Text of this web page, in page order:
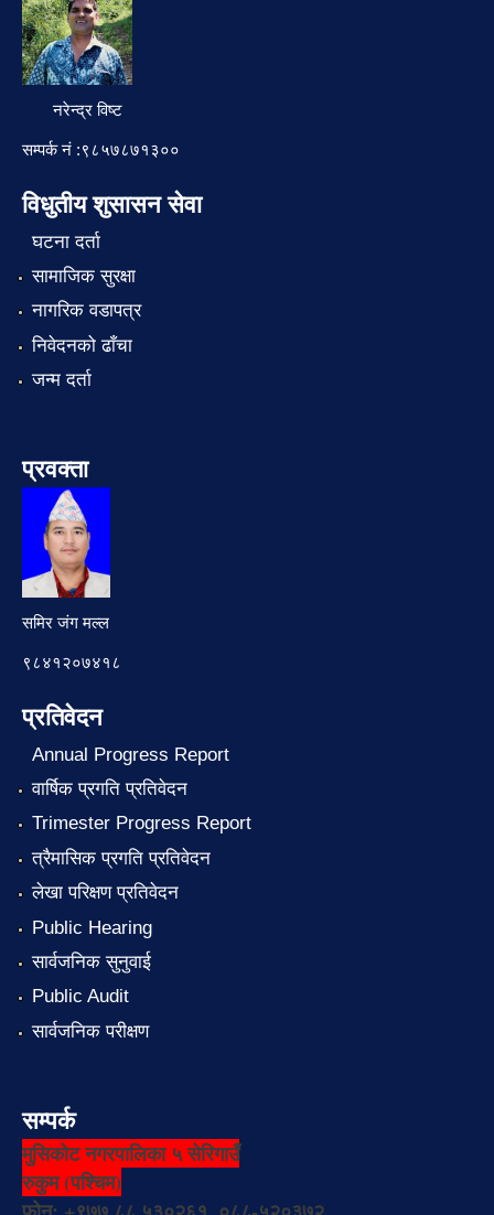
नरेन्द्र विष्ट
सम्पर्क नं :९८५७८७१३००
विधुतीय शुसासन सेवा
घटना दर्ता
सामाजिक सुरक्षा
नागरिक वडापत्र
निवेदनको ढाँचा
जन्म दर्ता
प्रवक्ता
समिर जंग मल्ल
९८४१२०७४१८
प्रतिवेदन
Annual Progress Report
वार्षिक प्रगति प्रतिवेदन
Trimester Progress Report
त्रैमासिक प्रगति प्रतिवेदन
लेखा परिक्षण प्रतिवेदन
Public Hearing
सार्वजनिक सुनुवाई
Public Audit
सार्वजनिक परीक्षण
सम्पर्क
मुसिकोट नगरपालिका ५ सेरिगाउँ
रुकुम (पश्चिम)